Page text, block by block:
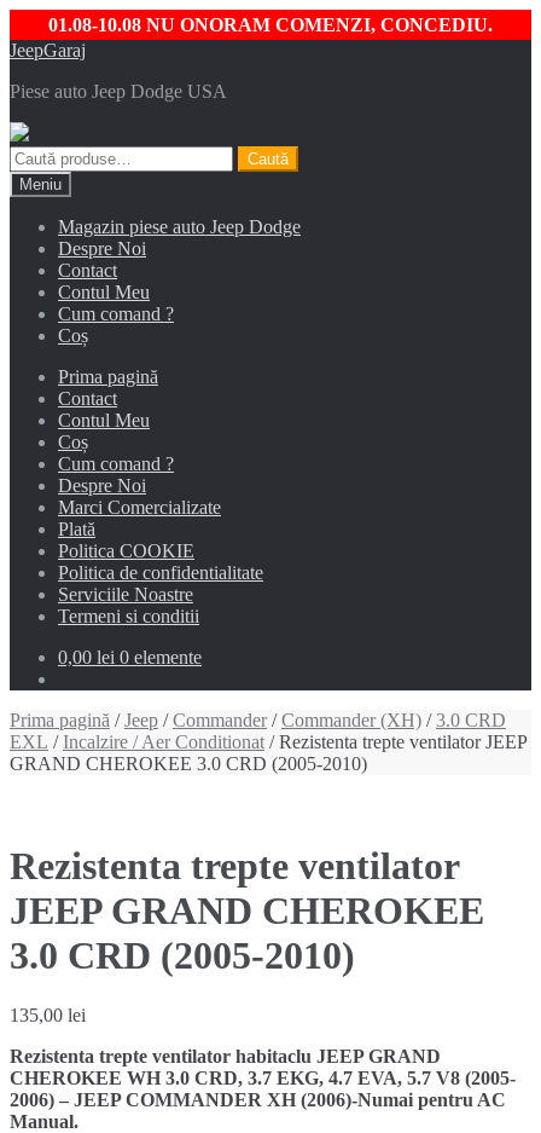
01.08-10.08 NU ONORAM COMENZI, CONCEDIU.
Sari
navigare
Sari
conținut
JeepGaraj
Piese auto Jeep Dodge USA
Caută
după:
Caută
Meniu
Magazin piese auto Jeep Dodge
Despre Noi
Contact
Contul Meu
Cum comand ?
Coș
Prima pagină
Contact
Contul Meu
Coș
Cum comand ?
Despre Noi
Marci Comercializate
Plată
Politica COOKIE
Politica de confidentialitate
Serviciile Noastre
Termeni si conditii
0,00 lei 0 elemente
Prima pagină /Jeep /Commander/Commander (XH) /3.0 CRD
EXL /Incalzire / Aer Conditionat / Rezistenta trepte ventilator JEEP
GRAND CHEROKEE 3.0 CRD (2005-2010)
Rezistenta trepte ventilator
JEEP GRAND CHEROKEE
3.0 CRD (2005-2010)
135,00 lei
Rezistenta trepte ventilator habitaclu JEEP GRAND
CHEROKEE WH 3.0 CRD, 3.7 EKG, 4.7 EVA, 5.7 V8 (2005-
2006) – JEEP COMMANDER XH (2006)-Numai pentru AC
Manual.